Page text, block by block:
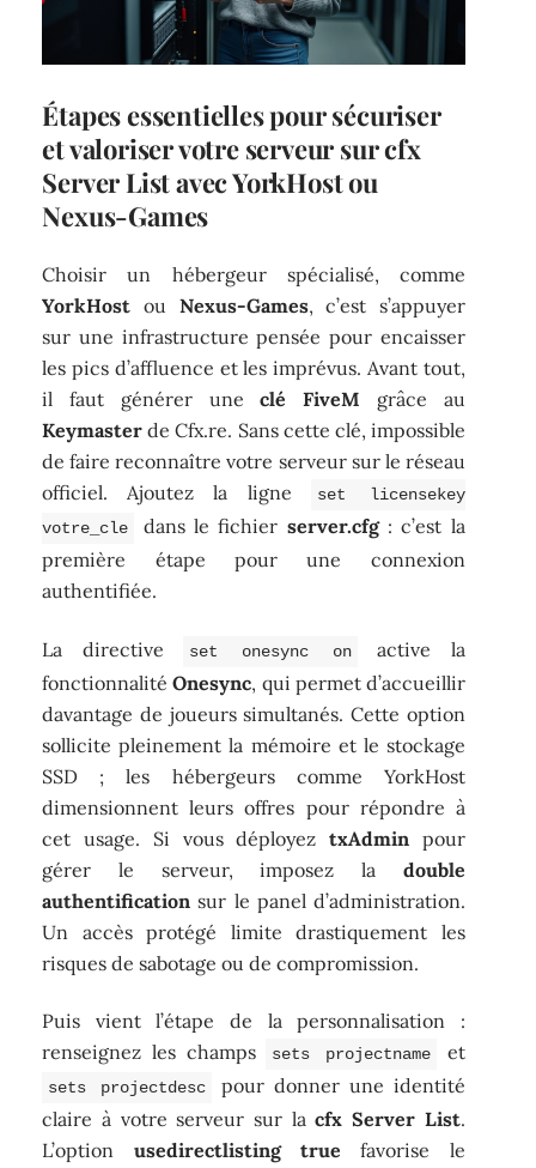
Étapes essentielles pour sécuriser
et valoriser votre serveur sur cfx
Server List avec YorkHost ou
Nexus-Games
Choisir un hébergeur spécialisé, comme
YorkHost ou Nexus-Games, c’est s’appuyer
sur une infrastructure pensée pour encaisser
les pics d’affluence et les imprévus. Avant tout,
il faut générer uneclé FiveM grâce au
Keymaster de Cfx.re. Sans cette clé, impossible
de faire reconnaître votre serveur sur le réseau
officiel. Ajoutez la ligne
set licensekey
votre_cle
dans le fichier server.cfg: c’est la
première étape pour une connexion
authentifiée.
La directive set onesync on
active la
fonctionnalitéOnesync, qui permet d’accueillir
davantage de joueurs simultanés. Cette option
sollicite pleinement la mémoire et le stockage
SSD ; les hébergeurs comme YorkHost
dimensionnent leurs offres pour répondre à
cet usage. Si vous déployez txAdminpour
gérer le serveur, imposez la double
authentification sur le panel d’administration.
Un accès protégé limite drastiquement les
risques de sabotage ou de compromission.
Puis vient l’étape de la personnalisation :
renseignez les champs
sets projectname et
sets projectdesc
pour donner une identité
claire à votre serveur sur lacfx Server List.
L’option usedirectlisting true favorise le